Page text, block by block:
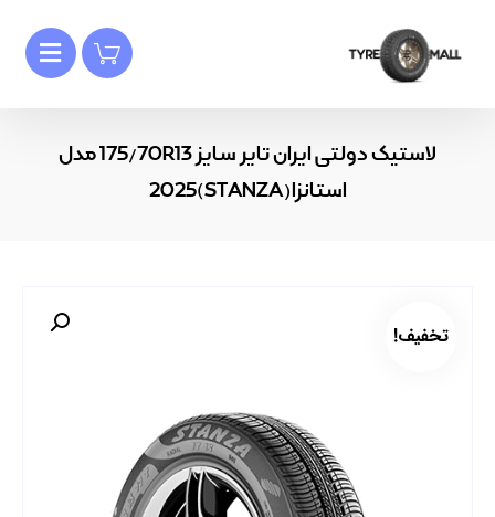
لاستیک دولتی ایران تایر سایز 175/70R13 مدل
استانزا(STANZA)2025
تخفیف!